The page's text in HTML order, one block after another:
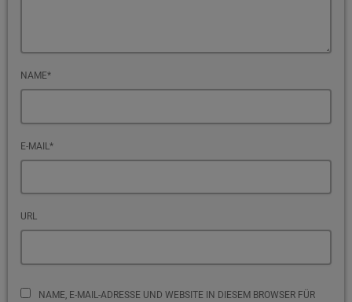
NAME*
E-MAIL*
URL
NAME, E-MAIL-ADRESSE UND WEBSITE IN DIESEM BROWSER FÜR